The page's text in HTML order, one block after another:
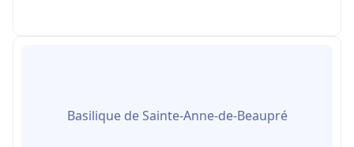
Basilique de Sainte-Anne-de-Beaupré